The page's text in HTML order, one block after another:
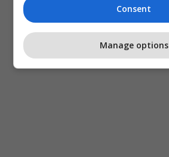
Consent
Manage options